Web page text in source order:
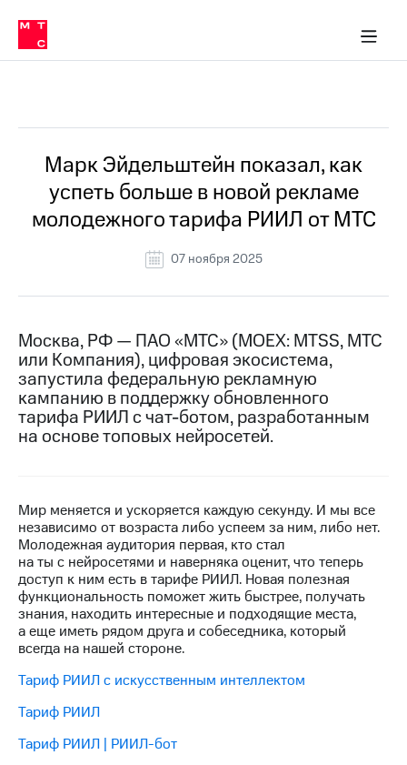
Медиа-центр
и акционерам
Устойчивое развитие
Комплаенс и деловая этика
компании
Карьера
История
компании
Руководство
информация
Контакты
Медиа-центр
Пресс-
релизы
МТС
Интервью
Финансовая
отчетность
Контакты
Новости
регионе
и акционерам
управление
в МТС
Пресс-
релизы
МТС
о технологиях
Марк Эйдельштейн показал, как
успеть больше в новой рекламе
молодежного тарифа РИИЛ от МТС
07 ноября 2025
Москва, РФ — ПАО «МТС» (MOEX: MTSS, МТС
или Компания), цифровая экосистема,
запустила федеральную рекламную
кампанию в поддержку обновленного
тарифа РИИЛ с чат-ботом, разработанным
на основе топовых нейросетей.
Мир меняется и ускоряется каждую секунду. И мы все
независимо от возраста либо успеем за ним, либо нет.
Молодежная аудитория первая, кто стал
на ты с нейросетями и наверняка оценит, что теперь
доступ к ним есть в тарифе РИИЛ. Новая полезная
функциональность поможет жить быстрее, получать
знания, находить интересные и подходящие места,
а еще иметь рядом друга и собеседника, который
всегда на нашей стороне.
Тариф РИИЛ с искусственным интеллектом
Тариф РИИЛ
Тариф РИИЛ | РИИЛ-бот